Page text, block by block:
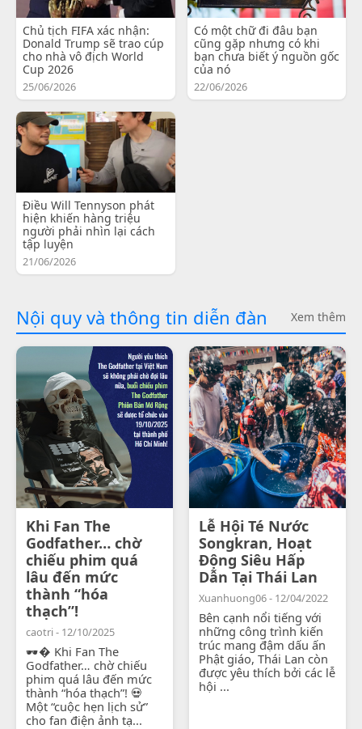
Chủ tịch FIFA xác nhận:
Donald Trump sẽ trao cúp
cho nhà vô địch World
Cup 2026
25/06/2026
Có một chữ đi đâu bạn
cũng gặp nhưng có khi
bạn chưa biết ý nguồn gốc
của nó
22/06/2026
Điều Will Tennyson phát
hiện khiến hàng triệu
người phải nhìn lại cách
tập luyện
21/06/2026
Nội quy và thông tin diễn đàn Xem thêm
Khi Fan The
Godfather… chờ
chiếu phim quá
lâu đến mức
thành “hóa
thạch”!
caotri - 12/10/2025
🕶� Khi Fan The
Godfather… chờ chiếu
phim quá lâu đến mức
thành “hóa thạch”! 💀
Một “cuộc hẹn lịch sử”
cho fan điện ảnh tạ...
Lễ Hội Té Nước
Songkran, Hoạt
Động Siêu Hấp
Dẫn Tại Thái Lan
Xuanhuong06 - 12/04/2022
Bên cạnh nổi tiếng với
những công trình kiến
trúc mang đậm dấu ấn
Phật giáo, Thái Lan còn
được yêu thích bởi các lễ
hội ...